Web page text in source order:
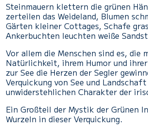
Steinmauern klettern die grünen
zerteilen das Weideland, Blumen
Gärten kleiner Cottages, Schafe
Ankerbuchten leuchten weiße
Vor allem die Menschen sind es, die
Natürlichkeit, ihrem Humor und
zur See die Herzen der Segler
Verquickung von See und
unwiderstehlichen Charakter der
Ein Großteil der Mystik der Grünen
Wurzeln in dieser Verquickung.